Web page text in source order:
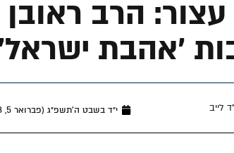
הרב ראובן
'אהבת
לייב י״ד בשבט ה׳תשפ״ג (פברואר 5, 2023)